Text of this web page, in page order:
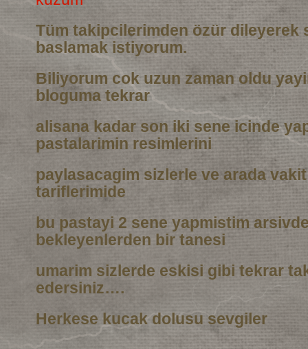
Tüm takipcilerimden özür dileyerek
baslamak istiyorum.
Biliyorum cok uzun zaman oldu
bloguma tekrar
alisana kadar son iki sene icinde
pastalarimin resimlerini
paylasacagim sizlerle ve arada
tariflerimide
bu pastayi 2 sene yapmistim
bekleyenlerden bir tanesi
umarim sizlerde eskisi gibi tekrar
edersiniz….
Herkese kucak dolusu sevgiler